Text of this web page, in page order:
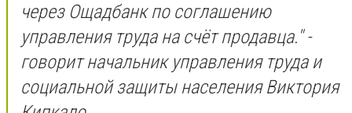
через Ощадбанк по соглашению
управления труда на счёт продавца."-
говорит начальник управления труда и
социальной защиты населения Виктория